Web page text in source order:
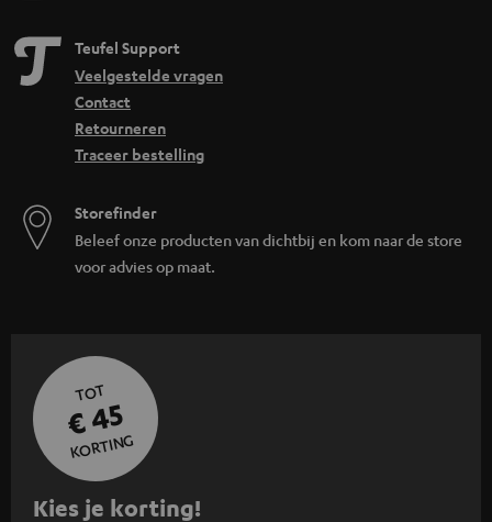
Teufel Support
Veelgestelde vragen
Contact
Retourneren
Traceer bestelling
Storefinder
Beleef onze producten van dichtbij en kom naar de store
voor advies op maat.
TOT
€ 45
KORTING
A
Kies je korting!